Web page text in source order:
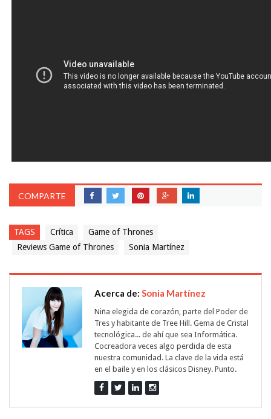
COMPARTE
TAGS Crítica
Game of Thrones
Reviews Game of Thrones
Sonia Martínez
Acerca de: Sonia Martínez
Niña elegida de corazón, parte del Poder de
Tres y habitante de Tree Hill. Gema de Cristal
tecnológica... de ahí que sea Informática.
Cocreadora veces algo perdida de esta
nuestra comunidad. La clave de la vida está
en el baile y en los clásicos Disney. Punto.